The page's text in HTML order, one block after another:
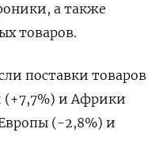
а также
товаров.
поставки товаров
и Африки
(-2,8%) и